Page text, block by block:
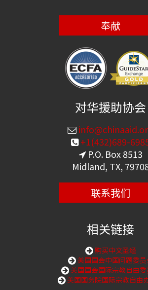
奉献
对华援助协会
+1(432)689-
P.O. Box 8513
Midland, TX,
联系我们
相关链接
购买中文圣经
美国国会中国问题委员
美国国会国际宗教自由委
美国国务院国际宗教自由